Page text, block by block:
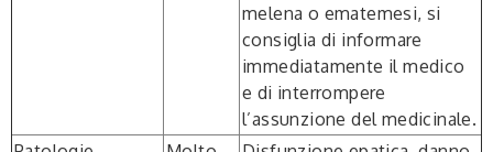
melena o ematemesi, si
consiglia di informare
immediatamente il medico
e di interrompere
l’assunzione del medicinale.